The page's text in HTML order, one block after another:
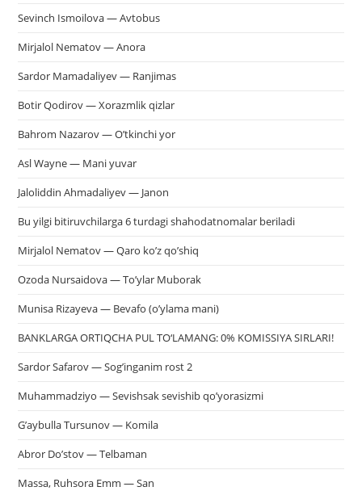
Sevinch Ismoilova — Avtobus
Mirjalol Nematov — Anora
Sardor Mamadaliyev — Ranjimas
Botir Qodirov — Xorazmlik qizlar
Bahrom Nazarov — O’tkinchi yor
Asl Wayne — Mani yuvar
Jaloliddin Ahmadaliyev — Janon
Bu yilgi bitiruvchilarga 6 turdagi shahodatnomalar beriladi
Mirjalol Nematov — Qaro ko’z qo’shiq
Ozoda Nursaidova — To’ylar Muborak
Munisa Rizayeva — Bevafo (o’ylama mani)
BANKLARGA ORTIQCHA PUL TO‘LAMANG: 0% KOMISSIYA SIRLARI!
Sardor Safarov — Sog’inganim rost 2
Muhammadziyo — Sevishsak sevishib qo’yorasizmi
G’aybulla Tursunov — Komila
Abror Do’stov — Telbaman
Massa, Ruhsora Emm — San